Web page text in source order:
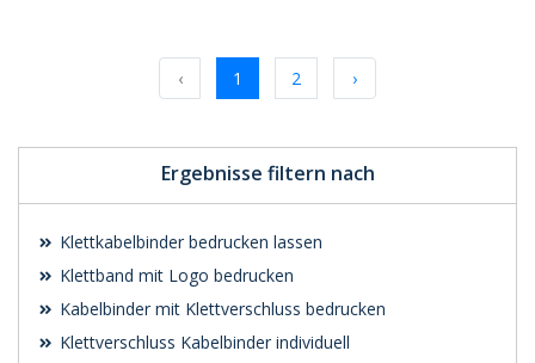
Ergebnisse filtern nach
Klettkabelbinder bedrucken lassen
Klettband mit Logo bedrucken
Kabelbinder mit Klettverschluss bedrucken
Klettverschluss Kabelbinder individuell
‹
1 2 ›